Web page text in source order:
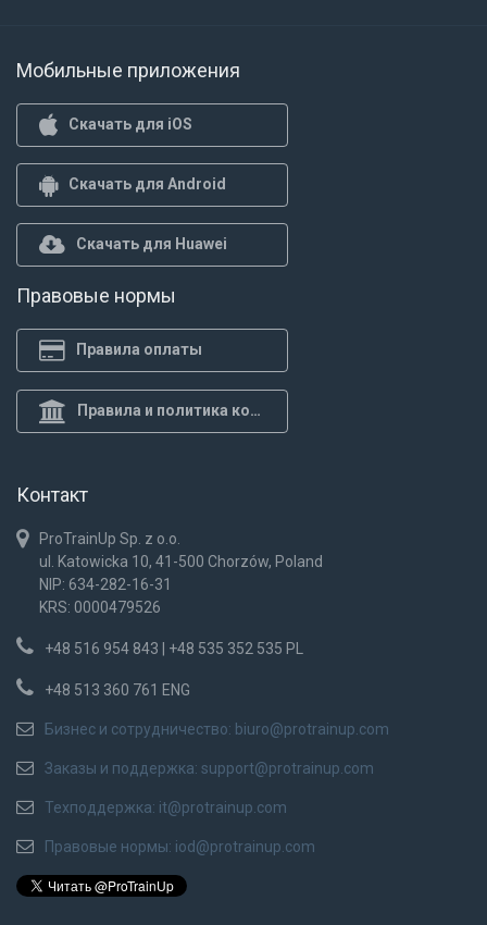
Мобильные приложения
Скачать для iOS
Скачать для Android
Скачать для Huawei
Правовые нормы
Правила оплаты
Правила и политика конф.
Контакт
ProTrainUp Sp. z o.o.
ul. Katowicka 10, 41-500 Chorzów, Poland
NIP: 634-282-16-31
KRS: 0000479526
+48 516 954 843 | +48 535 352 535 PL
+48 513 360 761 ENG
Бизнес и сотрудничество: biuro@protrainup.com
Заказы и поддержка: support@protrainup.com
Техподдержка: it@protrainup.com
Правовые нормы: iod@protrainup.com